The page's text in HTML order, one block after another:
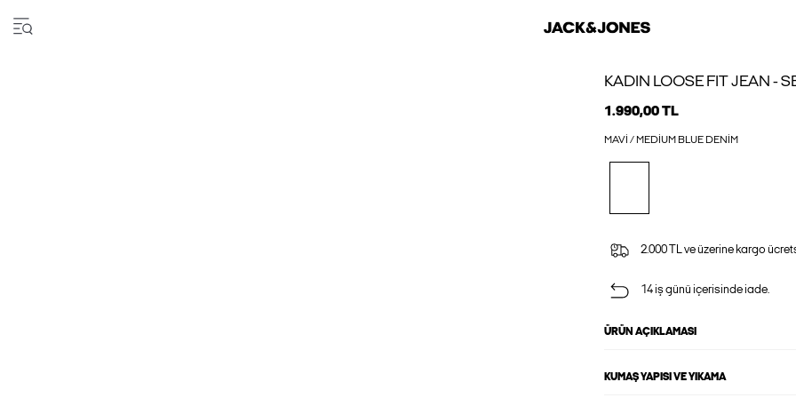
KADIN LOOSE FIT JEAN -
1.990,00 TL
MAVI / MEDIUM BLUE DENIM
2.000 TL ve üzerine kargo
14 iş günü içerisinde iade.
ÜRÜN AÇIKLAMASI
KUMAŞ YAPISI VE YIKAMA